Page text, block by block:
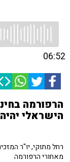
06:52
הרפורמה
הישראלי
רחל מתוקי, יו"ר
מאחורי הרפורמה